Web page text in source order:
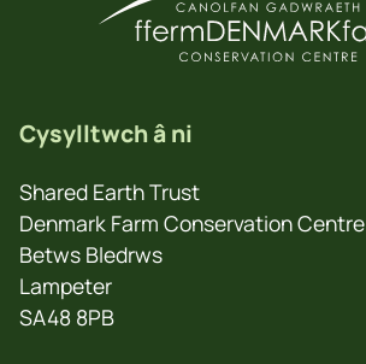
Cysylltwch â ni
Shared Earth Trust
Denmark Farm Conservation Centre
Betws Bledrws
Lampeter
SA48 8PB